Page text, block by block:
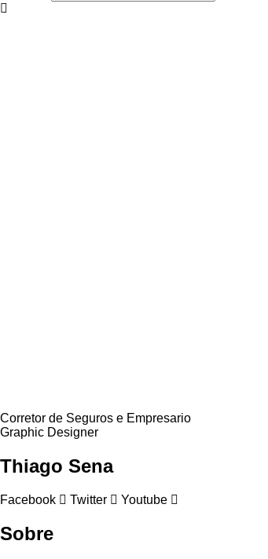
Corretor de Seguros e Empresario
Graphic Designer
Thiago Sena
Facebook Twitter Youtube
Sobre